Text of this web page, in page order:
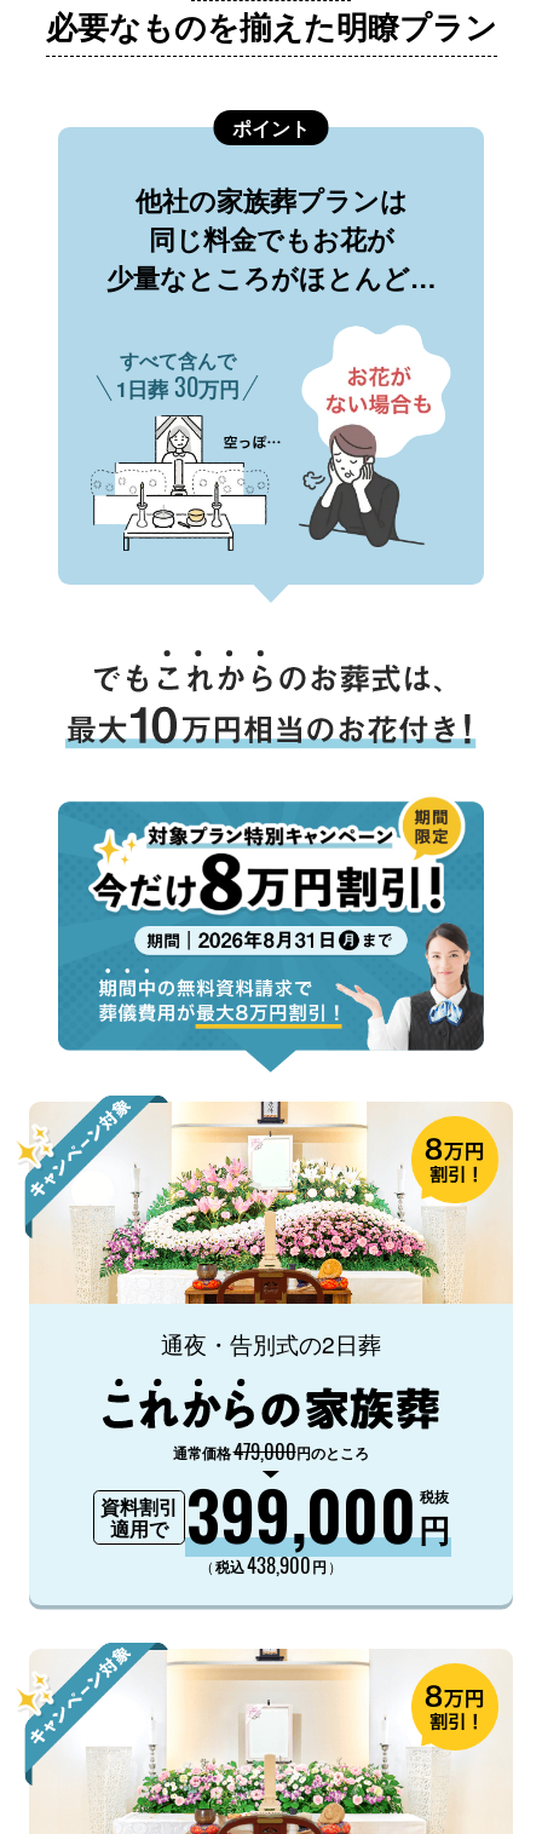
必要なものを揃えた明瞭プラン
ポイント
他社の家族葬プランは
同じ料金でもお花が
少量なところがほとんど…
すべて含んで
1日葬 30万円
通夜・告別式の2日葬
通常価格479,000円のところ
資料割引
適用で
399,000円
税抜
（税込438,900円 ）